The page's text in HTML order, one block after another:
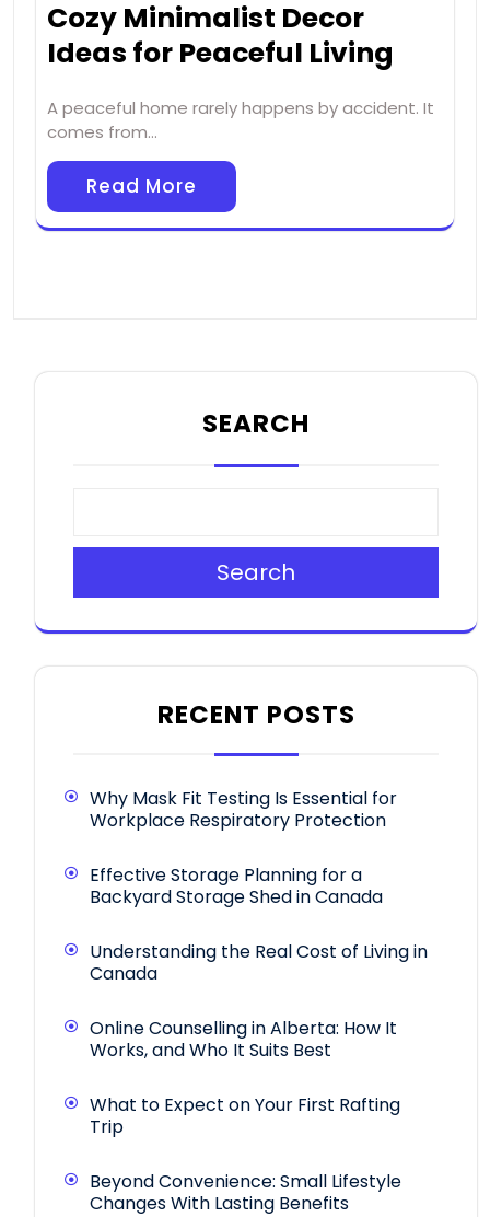
Cozy Minimalist Decor
Ideas for Peaceful Living
A peaceful home rarely happens by accident. It
comes from…
Read More
SEARCH
Search
RECENT POSTS
Why Mask Fit Testing Is Essential for
Workplace Respiratory Protection
Effective Storage Planning for a
Backyard Storage Shed in Canada
Understanding the Real Cost of Living in
Canada
Online Counselling in Alberta: How It
Works, and Who It Suits Best
What to Expect on Your First Rafting
Trip
Beyond Convenience: Small Lifestyle
Changes With Lasting Benefits